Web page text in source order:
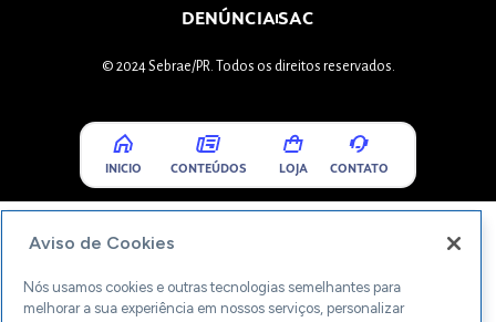
DENÚNCIASAC
© 2024 Sebrae/PR. Todos os direitos reservados.
INICIO CONTEÚDOS LOJA CONTATO
Aviso de Cookies
Nós usamos cookies e outras tecnologias semelhantes para
melhorar a sua experiência em nossos serviços, personalizar